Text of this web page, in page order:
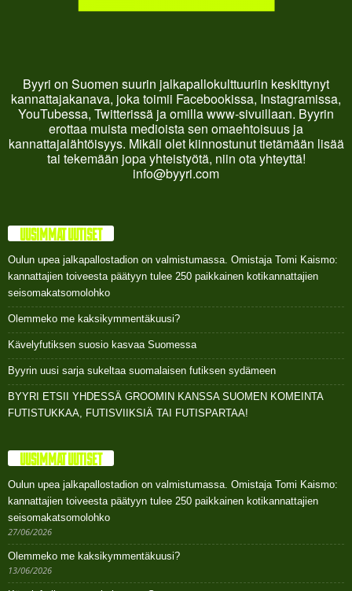
Byyri on Suomen suurin jalkapallokulttuuriin keskittynyt
kannattajakanava, joka toimii Facebookissa, Instagramissa,
YouTubessa, Twitterissä ja omilla www-sivuillaan. Byyrin
erottaa muista medioista sen omaehtoisuus ja
kannattajalähtöisyys. Mikäli olet kiinnostunut tietämään lisää
tai tekemään jopa yhteistyötä, niin ota yhteyttä!
info@byyri.com
UUSIMMAT UUTISET
Oulun upea jalkapallostadion on valmistumassa. Omistaja Tomi Kaismo:
kannattajien toiveesta päätyyn tulee 250 paikkainen kotikannattajien
seisomakatsomolohko
Olemmeko me kaksikymmentäkuusi?
Kävelyfutiksen suosio kasvaa Suomessa
Byyrin uusi sarja sukeltaa suomalaisen futiksen sydämeen
BYYRI ETSII YHDESSÄ GROOMIN KANSSA SUOMEN KOMEINTA
FUTISTUKKAA, FUTISVIIKSIÄ TAI FUTISPARTAA!
UUSIMMAT UUTISET
Oulun upea jalkapallostadion on valmistumassa. Omistaja Tomi Kaismo:
kannattajien toiveesta päätyyn tulee 250 paikkainen kotikannattajien
seisomakatsomolohko
27/06/2026
Olemmeko me kaksikymmentäkuusi?
13/06/2026